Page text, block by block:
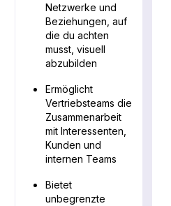
Netzwerke und
Beziehungen, auf
die du achten
musst, visuell
abzubilden
Ermöglicht
Vertriebsteams die
Zusammenarbeit
mit Interessenten,
Kunden und
internen Teams
Bietet
unbegrenzte